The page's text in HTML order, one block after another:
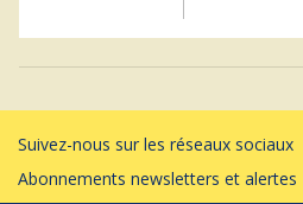
Suivez-nous sur les réseaux sociaux
Abonnements newsletters et alertes